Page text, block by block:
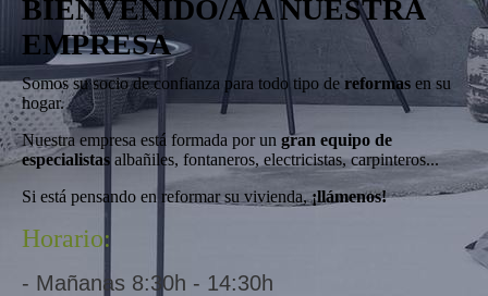
BIENVENIDO/A A NUESTRA
EMPRESA
Somos su socio de confianza para todo tipo de reformas en su
hogar.
Nuestra empresa está formada por un gran equipo de
especialistas albañiles, fontaneros, electricistas, carpinteros...
Si está pensando en reformar su vivienda,¡llámenos!
Horario:
- Mañanas 8:30h - 14:30h